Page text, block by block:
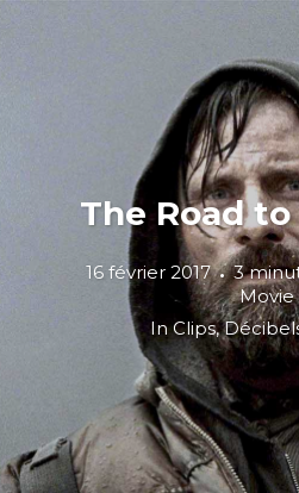
The Road
16 février 2017 3
Movie
InClips,